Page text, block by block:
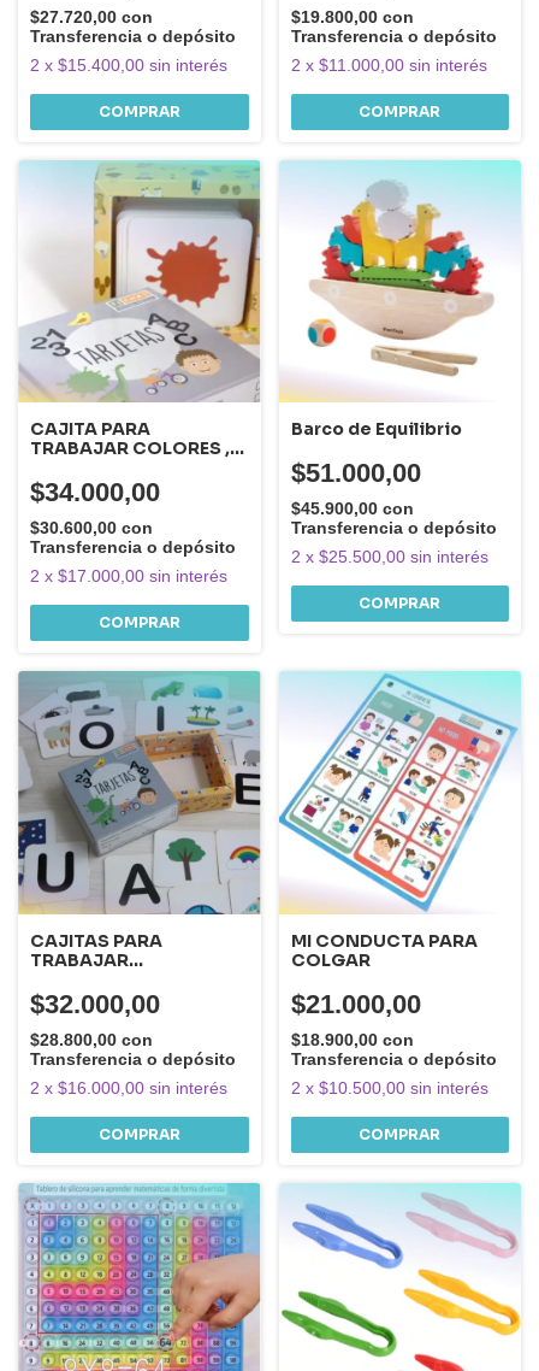
$27.720,00 con
Transferencia o depósito
2 x $15.400,00 sin interés
$19.800,00 con
Transferencia o depósito
2 x $11.000,00 sin interés
CAJITA PARA
TRABAJAR COLORES ,
$34.000,00
$30.600,00 con
Transferencia o depósito
2 x $17.000,00 sin interés
Barco de Equilibrio
$51.000,00
$45.900,00 con
Transferencia o depósito
2 x $25.500,00 sin interés
CAJITAS PARA
TRABAJAR
PRENUMÉRICOS,
NÚMEROS Y VOCALES
$32.000,00
$28.800,00 con
Transferencia o depósito
2 x $16.000,00 sin interés
MI CONDUCTA PARA
COLGAR
$21.000,00
$18.900,00 con
Transferencia o depósito
2 x $10.500,00 sin interés